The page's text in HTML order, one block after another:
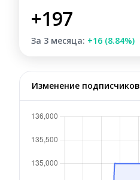
+197
За 3 месяца: +16 (8.84%)
Изменение подписчиков